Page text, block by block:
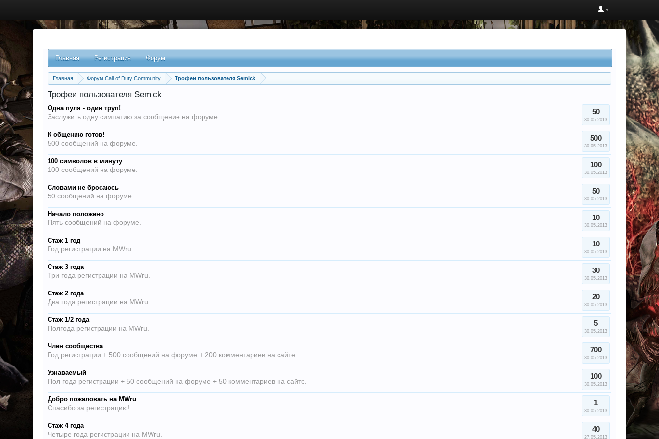
Главная Регистрация Форум
Главная Форум Call of Duty Community Трофеи пользователя Semick
Трофеи пользователя Semick
Одна пуля - один труп!
Заслужить одну симпатию за сообщение на форуме.
50
30.05.2013
К общению готов!
500 сообщений на форуме.
500
30.05.2013
100 символов в минуту
100 сообщений на форуме.
100
30.05.2013
Словами не бросаюсь
50 сообщений на форуме.
50
30.05.2013
Начало положено
Пять сообщений на форуме.
10
30.05.2013
Стаж 1 год
Год регистрации на MWru.
10
30.05.2013
Стаж 3 года
Три года регистрации на MWru.
30
30.05.2013
Стаж 2 года
Два года регистрации на MWru.
20
30.05.2013
Стаж 1/2 года
Полгода регистрации на MWru.
5
30.05.2013
Член сообщества
Год регистрации + 500 сообщений на форуме + 200 комментариев на сайте.
700
30.05.2013
Узнаваемый
Пол года регистрации + 50 сообщений на форуме + 50 комментариев на сайте.
100
30.05.2013
Добро пожаловать на MWru
Спасибо за регистрацию!
1
30.05.2013
Стаж 4 года
Четыре года регистрации на MWru.
40
27.05.2013